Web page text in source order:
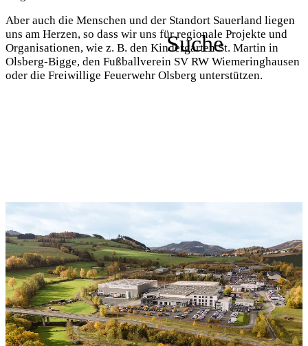
uns am Herzen, so dass wir uns für regionale Projekte und
Organisationen, wie z. B. den Kindergarten St. Martin in
Olsberg-Bigge, den Fußballverein SV RW Wiemeringhausen
oder die Freiwillige Feuerwehr Olsberg unterstützen.